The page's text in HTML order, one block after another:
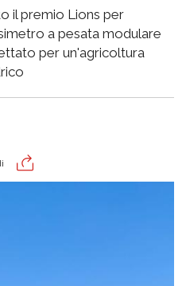
il premio Lions per
a pesata modulare
per un'agricoltura